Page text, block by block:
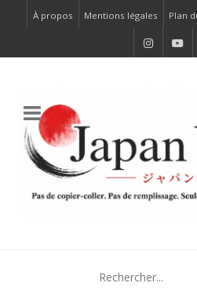
À propos Mentions légales Plan